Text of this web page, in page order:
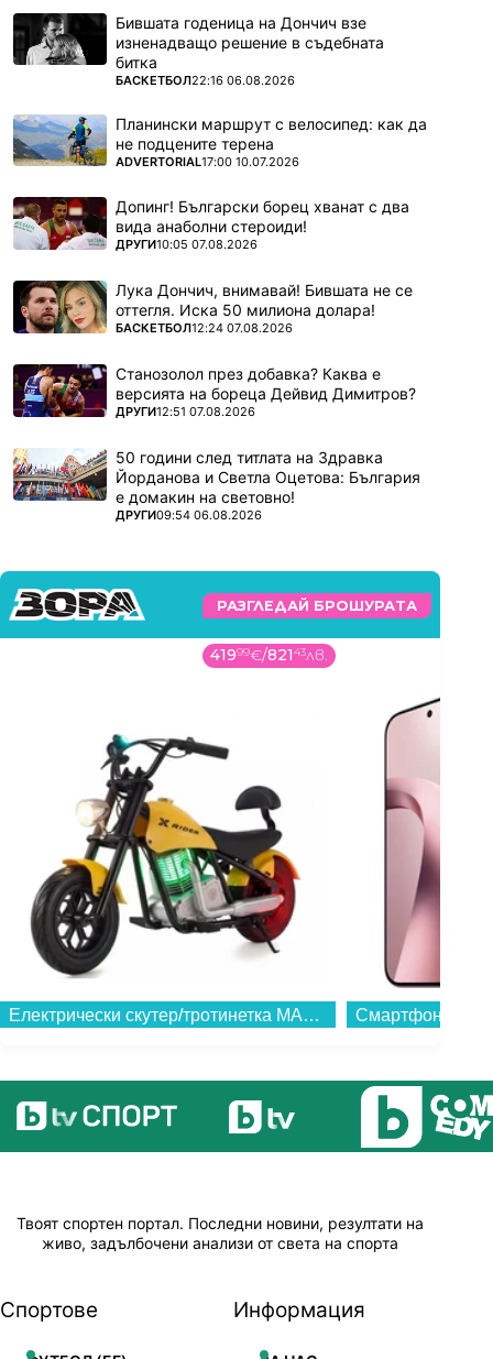
Бившата годеница на Дончич взе
изненадващо решение в съдебната
битка
ПОВЕЧЕ ОТ
БАСКЕТБОЛ22:16 06.08.2026
Планински маршрут с велосипед: как да
не подцените терена
ПОВЕЧЕ ОТ
ADVERTORIAL17:00 10.07.2026
Допинг! Български борец хванат с два
вида анаболни стероиди!
ПОВЕЧЕ ОТ
ДРУГИ10:05 07.08.2026
Лука Дончич, внимавай! Бившата не се
оттегля. Иска 50 милиона долара!
ПОВЕЧЕ ОТ
БАСКЕТБОЛ12:24 07.08.2026
Станозолол през добавка? Каква е
версията на бореца Дейвид Димитров?
ПОВЕЧЕ ОТ
ДРУГИ12:51 07.08.2026
50 години след титлата на Здравка
Йорданова и Светла Оцетова: България
е домакин на световно!
ПОВЕЧЕ ОТ
ДРУГИ09:54 06.08.2026
РАЗГЛЕДАЙ БРОШУРАТА
41999€/82143лв.
Твоят спортен портал. Последни новини, резултати на
живо, задълбочени анализи от света на спорта
Спортове Информация